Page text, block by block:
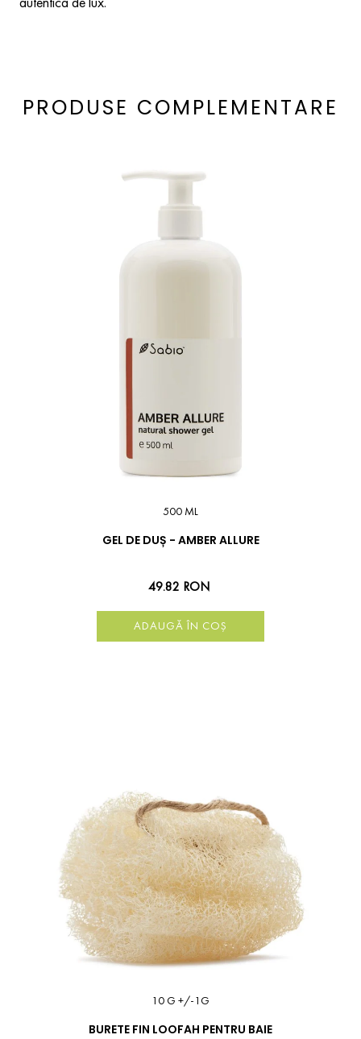
PRODUSE COMPLEMENTARE
500 ML
GEL DE DUȘ - AMBER ALLURE
49.82 RON
ADAUGĂ ÎN COȘ
10 G +/-1G
BURETE FIN LOOFAH PENTRU BAIE